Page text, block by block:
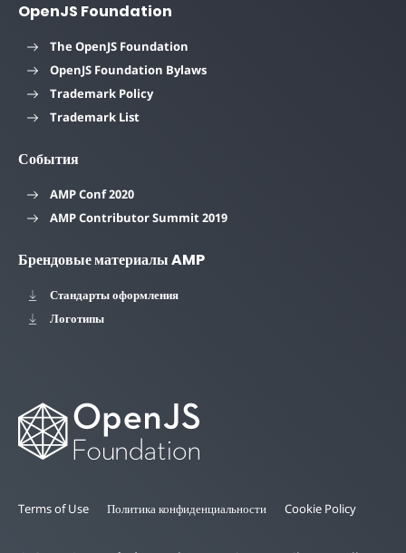
OpenJS Foundation
The OpenJS Foundation
OpenJS Foundation Bylaws
Trademark Policy
Trademark List
События
AMP Conf 2020
AMP Contributor Summit 2019
Брендовые материалы AMP
Стандарты оформления
Логотипы
Terms of Use Политика конфиденциальности Cookie Policy